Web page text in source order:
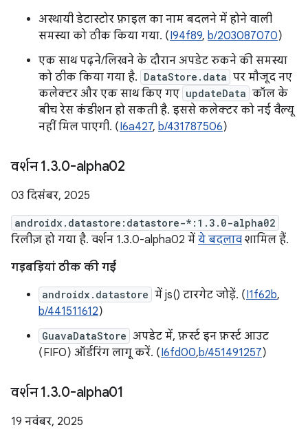
अस्थायी डेटास्टोर फ़ाइल का नाम बदलने में होने वाली
समस्या को ठीक किया गया. (I94f89, b/203087070)
एक साथ पढ़ने/लिखने के दौरान अपडेट रुकने की समस्या
को ठीक किया गया है. DataStore.data पर मौजूद नए
कलेक्टर और एक साथ किए गए updateData कॉल के
बीच रेस कंडीशन हो सकती है. इससे कलेक्टर को नई वैल्यू
नहीं मिल पाएगी. (I6a427, b/431787506)
वर्शन 1.3.0-alpha02
03 दिसंबर, 2025
androidx.datastore:datastore-*:1.3.0-alpha02
रिलीज़ हो गया है. वर्शन 1.3.0-alpha02 में ये बदलाव शामिल हैं.
गड़बड़ियां ठीक की गईं
androidx.datastore में js() टारगेट जोड़ें. (I1f62b,
b/441511612)
GuavaDataStore अपडेट में, फ़र्स्ट इन फ़र्स्ट आउट
(FIFO) ऑर्डरिंग लागू करें. (I6fd00,b/451491257)
वर्शन 1.3.0-alpha01
19 नवंबर, 2025